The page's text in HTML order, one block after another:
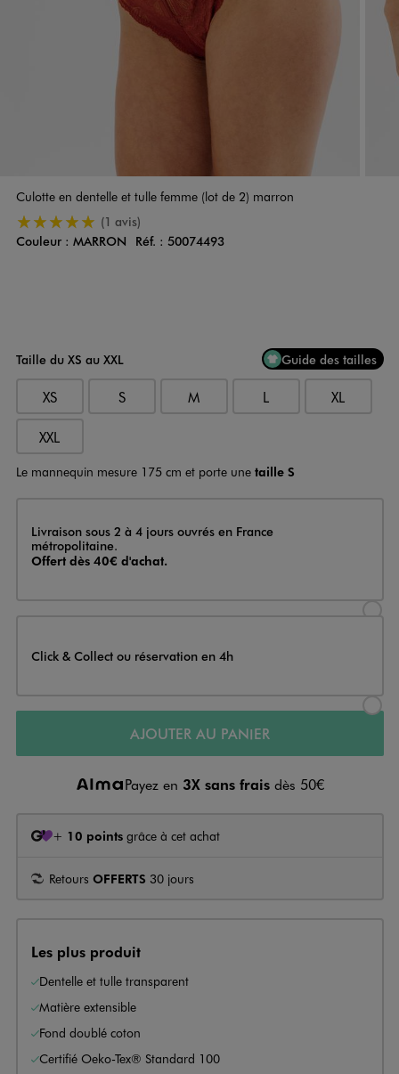
Culotte en dentelle et tulle femme (lot de 2) marron
5/5 de moyenne(1 avis)
Couleur
Couleur : MARRON Réf. : 50074493
Taille du XS au XXL Guide des tailles
XS S M L XL
XXL
Le mannequin mesure 175 cm et porte une taille S
Livraison
Livraison sous 2 à 4 jours ouvrés en France
métropolitaine.
Offert dès 40€ d'achat.
Click & Collect ou réservation en 4h
AJOUTER AU PANIER
Payez en 3X sans frais dès 50€
+ 10 points grâce à cet achat
Retours OFFERTS 30 jours
Les plus produit
Dentelle et tulle transparent
Matière extensible
Fond doublé coton
Certifié Oeko-Tex® Standard 100